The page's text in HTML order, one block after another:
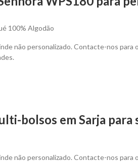
100% Algodão
não personalizado. Contacte-nos para
bolsos em Sarja para
não personalizado. Contacte-nos para